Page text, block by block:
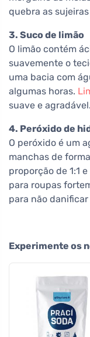
quebra as
3. Suco de limão
O limão contém
suavemente o
uma bacia com
algumas horas.
suave e agradável.
4. Peróxido de
O peróxido é um
manchas de
proporção de 1:1
para roupas
para não
Experimente os